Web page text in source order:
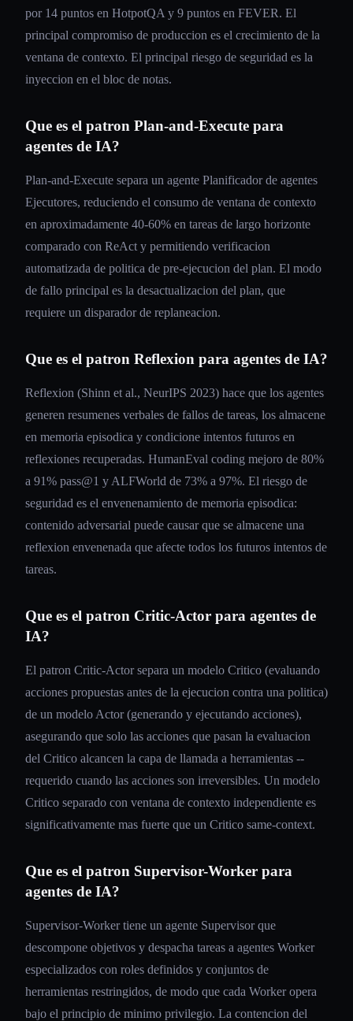
por 14 puntos en HotpotQA y 9 puntos en FEVER. El
principal compromiso de produccion es el crecimiento de la
ventana de contexto. El principal riesgo de seguridad es la
inyeccion en el bloc de notas.
Que es el patron Plan-and-Execute para
agentes de IA?
Plan-and-Execute separa un agente Planificador de agentes
Ejecutores, reduciendo el consumo de ventana de contexto
en aproximadamente 40-60% en tareas de largo horizonte
comparado con ReAct y permitiendo verificacion
automatizada de politica de pre-ejecucion del plan. El modo
de fallo principal es la desactualizacion del plan, que
requiere un disparador de replaneacion.
Que es el patron Reflexion para agentes de IA?
Reflexion (Shinn et al., NeurIPS 2023) hace que los agentes
generen resumenes verbales de fallos de tareas, los almacene
en memoria episodica y condicione intentos futuros en
reflexiones recuperadas. HumanEval coding mejoro de 80%
a 91% pass@1 y ALFWorld de 73% a 97%. El riesgo de
seguridad es el envenenamiento de memoria episodica:
contenido adversarial puede causar que se almacene una
reflexion envenenada que afecte todos los futuros intentos de
tareas.
Que es el patron Critic-Actor para agentes de
IA?
El patron Critic-Actor separa un modelo Critico (evaluando
acciones propuestas antes de la ejecucion contra una politica)
de un modelo Actor (generando y ejecutando acciones),
asegurando que solo las acciones que pasan la evaluacion
del Critico alcancen la capa de llamada a herramientas --
requerido cuando las acciones son irreversibles. Un modelo
Critico separado con ventana de contexto independiente es
significativamente mas fuerte que un Critico same-context.
Que es el patron Supervisor-Worker para
agentes de IA?
Supervisor-Worker tiene un agente Supervisor que
descompone objetivos y despacha tareas a agentes Worker
especializados con roles definidos y conjuntos de
herramientas restringidos, de modo que cada Worker opera
bajo el principio de minimo privilegio. La contencion del